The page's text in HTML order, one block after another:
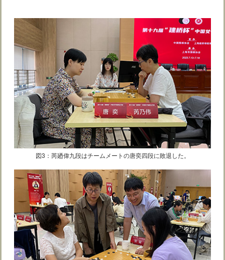
図3：芮廼偉九段はチームメートの唐奕四段に敗退した。